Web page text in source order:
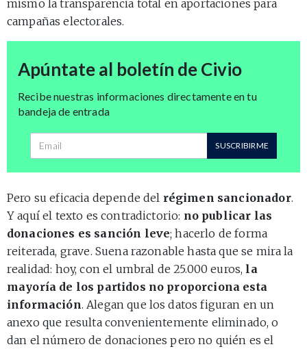
mismo la transparencia total en aportaciones para
campañas electorales.
Apúntate al boletín de Civio
Recibe nuestras informaciones directamente en tu
bandeja de entrada
Dirección de correo SUSCRIBIRME
Pero su eficacia depende del régimen sancionador.
Y aquí el texto es contradictorio: no publicar las
donaciones es sanción leve; hacerlo de forma
reiterada, grave. Suena razonable hasta que se mira la
realidad: hoy, con el umbral de 25.000 euros, la
mayoría de los partidos no proporciona esta
información. Alegan que los datos figuran en un
anexo que resulta convenientemente eliminado, o
dan el número de donaciones pero no quién es el